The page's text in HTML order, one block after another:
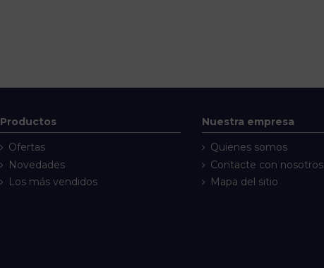
Productos
Ofertas
Novedades
Los más vendidos
Nuestra empresa
Quienes somos
Contacte con nosotros
Mapa del sitio